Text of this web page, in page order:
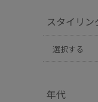
スタイリン
選択する
年代